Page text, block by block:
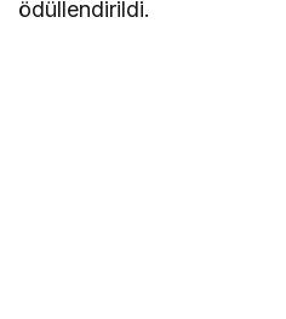
ödüllendirildi.